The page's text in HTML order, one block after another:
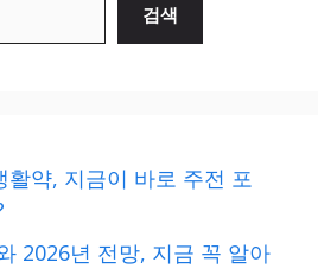
검색
약, 지금이 바로 주전 포
2026년 전망, 지금 꼭 알아